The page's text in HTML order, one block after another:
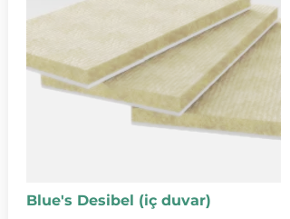
Blue's Desibel (iç duvar)